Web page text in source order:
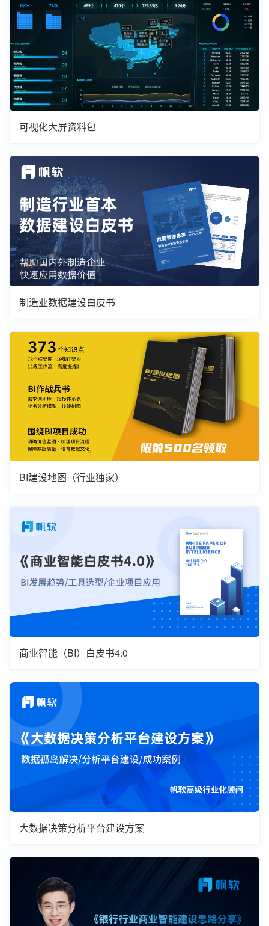
可视化大屏资料包
制造业数据建设白皮书
BI建设地图（行业独家）
商业智能（BI）白皮书4.0
大数据决策分析平台建设方案